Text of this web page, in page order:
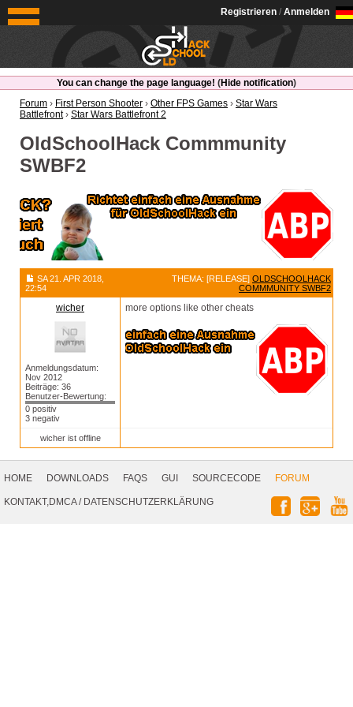
OldSchoolHack
Registrieren / Anmelden
You can change the page language! (Hide notification)
Forum › First Person Shooter › Other FPS Games › Star Wars
Battlefront› Star Wars Battlefront 2
OldSchoolHack Commmunity
SWBF2
SA 21. APR 2018,
22:54
THEMA: [RELEASE] OLDSCHOOLHACK
COMMMUNITY SWBF2
wicher
Anmeldungsdatum:
Nov 2012
Beiträge: 36
Benutzer-Bewertung:
0 positiv
3 negativ
more options like other cheats
wicher ist offline
Navigation
HOME DOWNLOADS FAQS GUI SOURCECODE
FORUM
KONTAKT,DMCA/ DATENSCHUTZERKLÄRUNG